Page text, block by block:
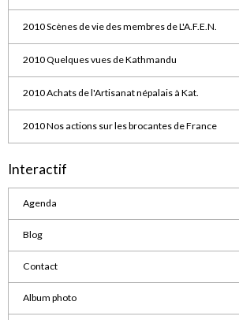
2010 Scènes de vie des membres de L'A.F.E.N.
2010 Quelques vues de Kathmandu
2010 Achats de l'Artisanat népalais à Kat.
2010 Nos actions sur les brocantes de France
Interactif
Agenda
Blog
Contact
Album photo